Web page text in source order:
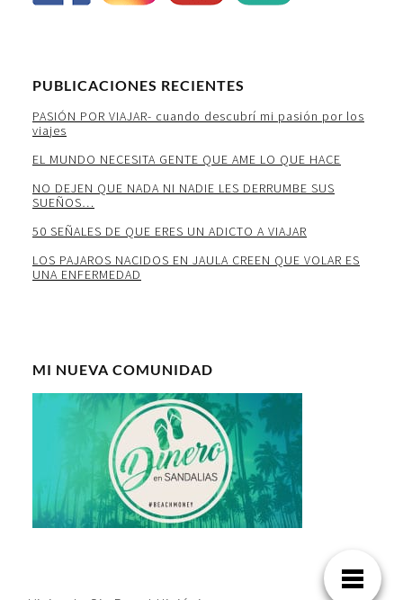
PUBLICACIONES RECIENTES
PASIÓN POR VIAJAR- cuando descubrí mi pasión por los
viajes
EL MUNDO NECESITA GENTE QUE AME LO QUE HACE
NO DEJEN QUE NADA NI NADIE LES DERRUMBE SUS
SUEÑOS…
50 SEÑALES DE QUE ERES UN ADICTO A VIAJAR
LOS PAJAROS NACIDOS EN JAULA CREEN QUE VOLAR ES
UNA ENFERMEDAD
MI NUEVA COMUNIDAD